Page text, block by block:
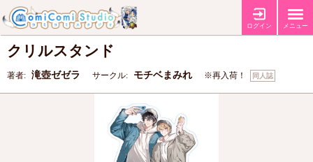
ログイン メニュー
【同人グッズ】【いぬあや】グリッターア
クリルスタンド
著者: 滝壺ゼゼラ サークル: モチベまみれ ※再入荷！ 同人誌